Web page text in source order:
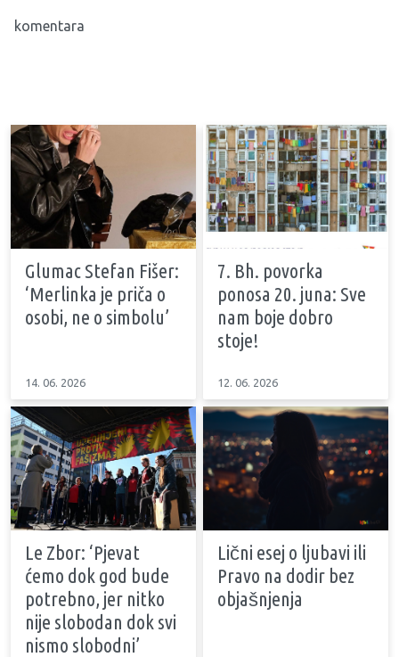
komentara
Glumac Stefan Fišer:
‘Merlinka je priča o
osobi, ne o simbolu’
14. 06. 2026
7. Bh. povorka
ponosa 20. juna: Sve
nam boje dobro
stoje!
12. 06. 2026
Le Zbor: ‘Pjevat
ćemo dok god bude
potrebno, jer nitko
nije slobodan dok svi
nismo slobodni’
Lični esej o ljubavi ili
Pravo na dodir bez
objašnjenja